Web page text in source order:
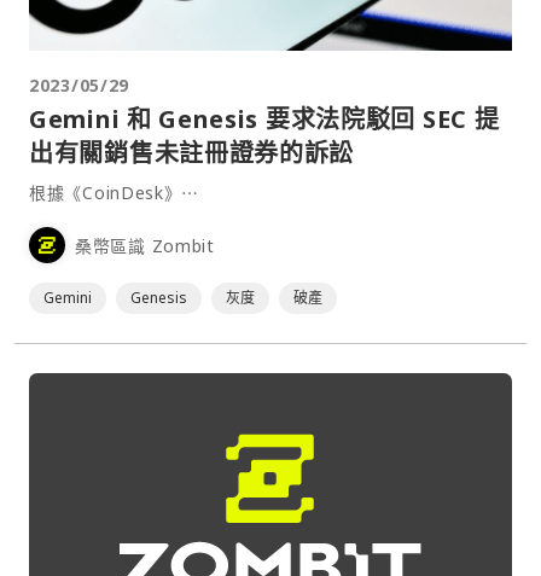
2023/05/29
Gemini 和 Genesis 要求法院駁回 SEC 提
出有關銷售未註冊證券的訴訟
根據《CoinDesk》⋯
桑幣區識 Zombit
Gemini Genesis 灰度 破產